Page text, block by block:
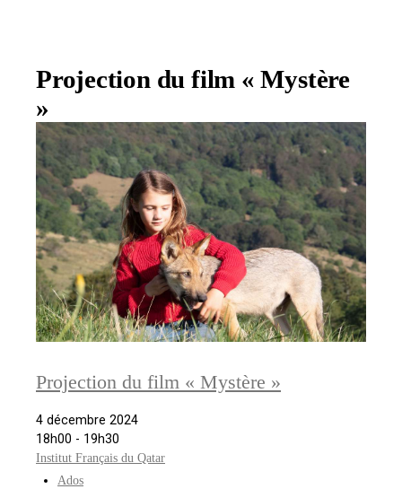
Projection du film « Mystère
»
Projection du film « Mystère »
4 décembre 2024
18h00 - 19h30
Institut Français du Qatar
Ados